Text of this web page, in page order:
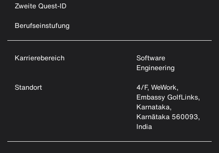
Zweite Quest-ID
Berufseinstufung
Karrierebereich
Software
Engineering
Standort
4/F, WeWork,
Embassy GolfLinks,
Karnataka,
Karnātaka 560093,
India